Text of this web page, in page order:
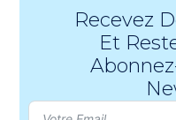
Recevez
Et